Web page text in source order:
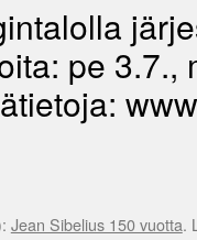
pe 3.7.,
Jean Sibelius 150 vuotta.